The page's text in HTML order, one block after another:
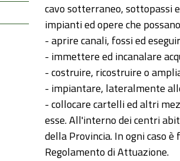
cavo sotterraneo, sottopassi
impianti ed opere che
- aprire canali, fossi ed
- immettere ed incanalare
- costruire, ricostruire o
- impiantare, lateralmente
- collocare cartelli ed altri
esse. All'interno dei centri
della Provincia. In ogni caso
Regolamento di Attuazione.